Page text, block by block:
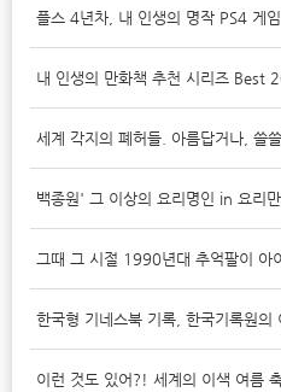
플스 4년차, 내 인생의 명작 PS4 게
내 인생의 만화책 추천 시리즈 Best
세계 각지의 폐허들. 아름답거나, 쓸
백종원' 그 이상의 요리명인 in 요리
그때 그 시절 1990년대 추억팔이 아
한국형 기네스북 기록, 한국기록원의
이런 것도 있어?! 세계의 이색 여름